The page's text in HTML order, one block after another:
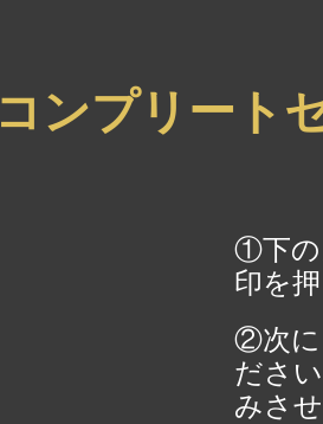
コンプリート
①下の
印を
②次に
ださ
みさ